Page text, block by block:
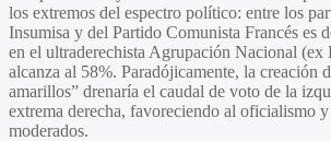
los extremos del espectro político: entre los
Insumisa y del Partido Comunista Francés es
en el ultraderechista Agrupación Nacional (ex
alcanza al 58%. Paradójicamente, la creación
amarillos” drenaría el caudal de voto de la
extrema derecha, favoreciendo al oficialismo
moderados.